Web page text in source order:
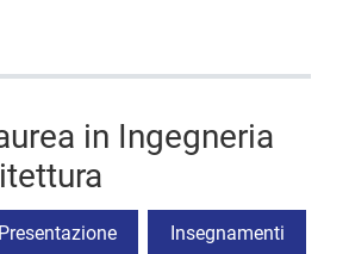
in Ingegneria
Presentazione Insegnamenti